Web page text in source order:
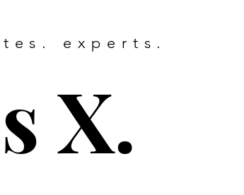
experts.
X.